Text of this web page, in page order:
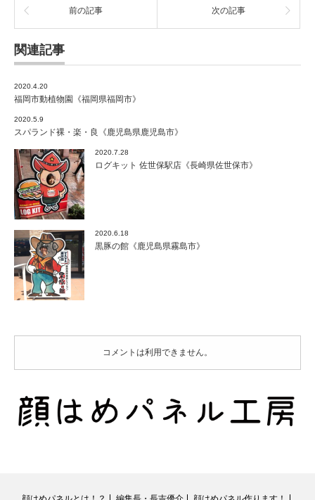
は
前の記事 次の記事
関連記事
2020.4.20
福岡市動植物園《福岡県福岡市》
2020.5.9
スパランド裸・楽・良《鹿児島県鹿児島市》
2020.7.28
ログキット 佐世保駅店《長崎県佐世保市》
2020.6.18
黒豚の館《鹿児島県霧島市》
コメントは利用できません。